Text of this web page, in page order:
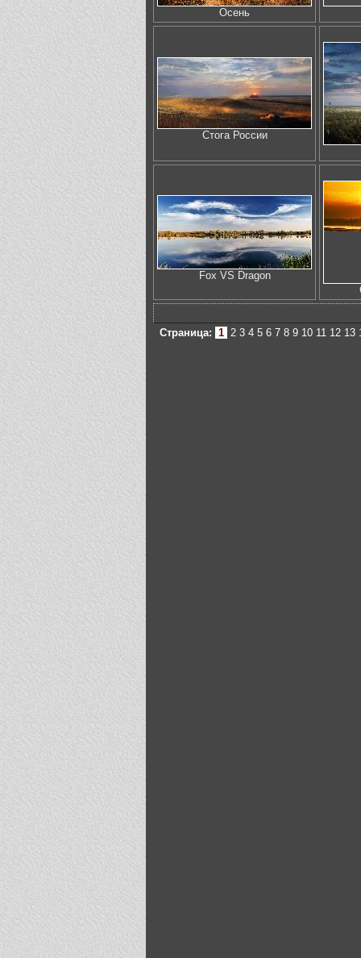
Осень
Стога России
Fox VS Dragon
Страница: 1 2 3 4 5 6 7 8 9 10 11 12 13